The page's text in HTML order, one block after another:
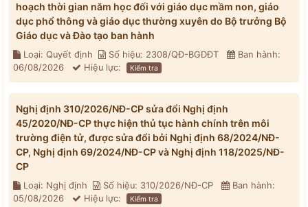
hoạch thời gian năm học đối với giáo dục mầm non, giáo
dục phổ thông và giáo dục thường xuyên do Bộ trưởng Bộ
Giáo dục và Đào tạo ban hành
Loại: Quyết định Số hiệu: 2308/QĐ-BGDĐT
Ban hành:
06/08/2026
Hiệu lực: Kiểm tra
Nghị định 310/2026/NĐ-CP sửa đổi Nghị định
45/2020/NĐ-CP thực hiện thủ tục hành chính trên môi
trường điện tử, được sửa đổi bởi Nghị định 68/2024/NĐ-
CP, Nghị định 69/2024/NĐ-CP và Nghị định 118/2025/NĐ-
CP
Loại: Nghị định Số hiệu: 310/2026/NĐ-CP
Ban hành:
05/08/2026
Hiệu lực: Kiểm tra